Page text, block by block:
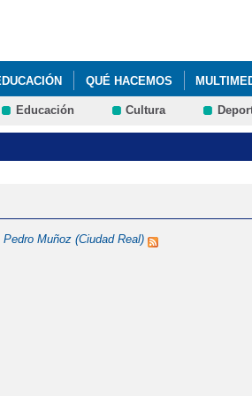
QUÉ HACEMOS
Educación Cultura
Muñoz (Ciudad Real)